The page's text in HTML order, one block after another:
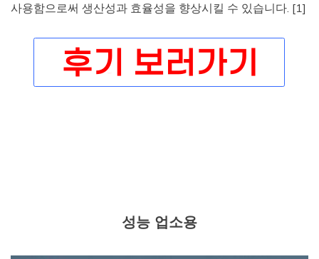
사용함으로써 생산성과 효율성을 향상시킬 수 있습니다. [1]
성능 업소용